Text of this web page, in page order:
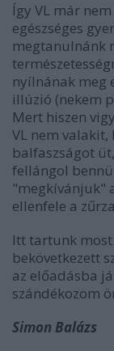
Így VL már
egészséges
megtanulnánk
nyílnának meg
illúzió (nekem
Mert hiszen
VL nem
balfaszságot
fellángol
"megkívánjuk"
ellenfele a
Itt tartunk
bekövetkezett
az előadásba
szándékozom
Simon Balázs